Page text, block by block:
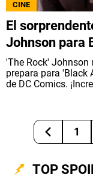
CINE
El
Johnson para
'The Rock' Johnson
prepara para 'Black
de DC Comics.
1
TOP